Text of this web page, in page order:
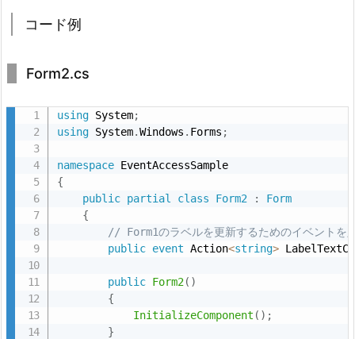
用
る
法
4.
1.
明
4.
2.
ー
コード例
Form2.cs
using System;
using System.Windows . Forms ;
namespace
{
public partial class Form2 :
Form
{
// Form1のラベルを更新するためのイベントを
public event Action<string>
public Form2( )
{
InitializeComponent ( ) ;
}